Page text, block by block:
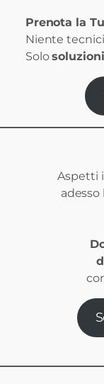
Prenota la
Niente
Solo
Aspetti